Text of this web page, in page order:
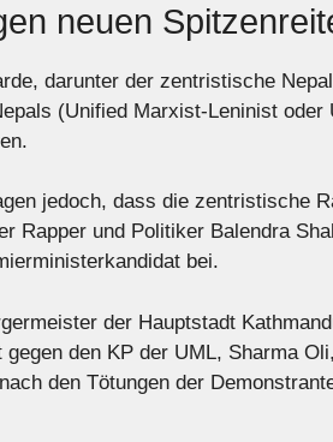
neuen
darunter der zentristische
(Unified Marxist-Leninist
jedoch, dass die zentristische
Rapper und Politiker Balendra
bei.
der Hauptstadt
den KP der UML, Sharma
den Tötungen der